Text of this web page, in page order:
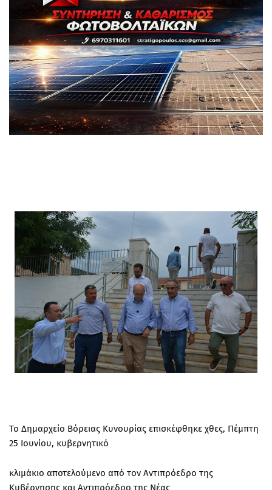
Το Δημαρχείο Βόρειας Κυνουρίας επισκέφθηκε χθες, Πέμπτη
25 Ιουνίου, κυβερνητικό
κλιμάκιο αποτελούμενο από τον Αντιπρόεδρο της
Κυβέρνησης και Αντιπρόεδρο της Νέας